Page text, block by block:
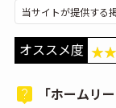
当サイトが提供する
オススメ度
「ホームリ